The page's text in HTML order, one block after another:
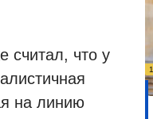
считал, что у
на линию